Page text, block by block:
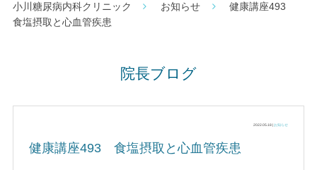
小川糖尿病内科クリニック お知らせ
健康講座493
食塩摂取と心血管疾患
院長ブログ
2022.05.18 |お知らせ
健康講座493 食塩摂取と心血管疾患